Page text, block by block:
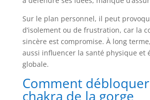
Sur le plan personnel, il peut
d’isolement ou de frustration, car la
sincère est compromise. À long
aussi influencer la santé physique et
globale.
Comment
chakra de la gorge